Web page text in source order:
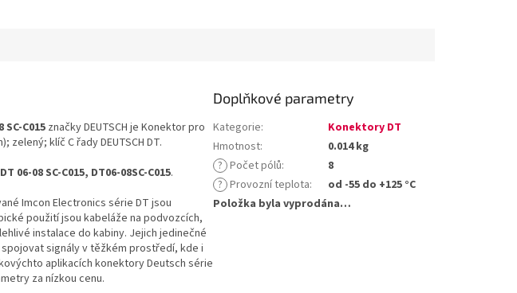
SC-C015 značky DEUTSCH je Konektor pro
zelený; klíč C řady DEUTSCH DT.
DT 06-08 SC-C015, DT06-08SC-C015.
Imcon Electronics série DT jsou
použití jsou kabeláže na podvozcích,
instalace do kabiny. Jejich jedinečné
signály v těžkém prostředí, kde i
aplikacích konektory Deutsch série
za nízkou cenu.
Doplňkové parametry
Kategorie:
Konektory DT
Hmotnost:
0.014 kg
? Počet pólů:
8
? Provozní teplota:
od -55 do +125 °C
Položka byla vyprodána…